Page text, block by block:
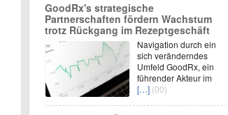
GoodRx's strategische
Partnerschaften fördern Wachstum
trotz Rückgang im Rezeptgeschäft
Navigation durch ein
sich veränderndes
Umfeld GoodRx, ein
führender Akteur im
[…] (00)